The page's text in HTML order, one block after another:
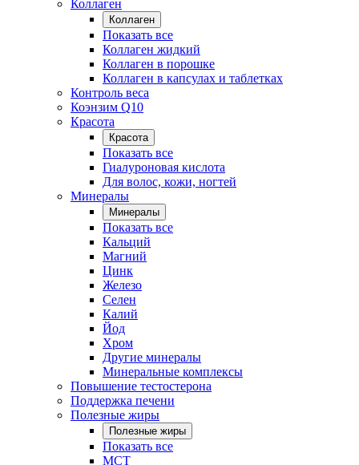
Коллаген
Коллаген
Показать все
Коллаген жидкий
Коллаген в порошке
Коллаген в капсулах и таблетках
Контроль веса
Коэнзим Q10
Красота
Красота
Показать все
Гиалуроновая кислота
Для волос, кожи, ногтей
Минералы
Минералы
Показать все
Кальций
Магний
Цинк
Железо
Селен
Калий
Йод
Хром
Другие минералы
Минеральные комплексы
Повышение тестостерона
Поддержка печени
Полезные жиры
Полезные жиры
Показать все
MCT